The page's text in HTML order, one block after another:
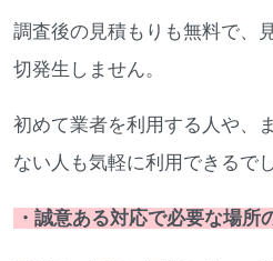
調査後の見積もりも無料で、
切発生しません。
初めて業者を利用する人や、
ない人も気軽に利用できるで
・誠意ある対応で必要な場所